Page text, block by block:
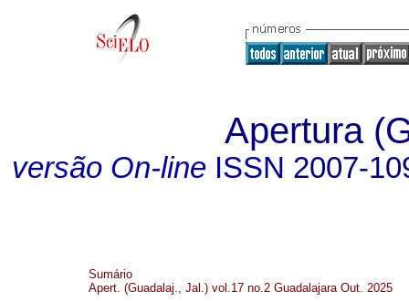
Apertura
versão On-line ISSN 2007-
Sumário
Apert. (Guadalaj., Jal.) vol.17 no.2 Guadalajara Out. 2025